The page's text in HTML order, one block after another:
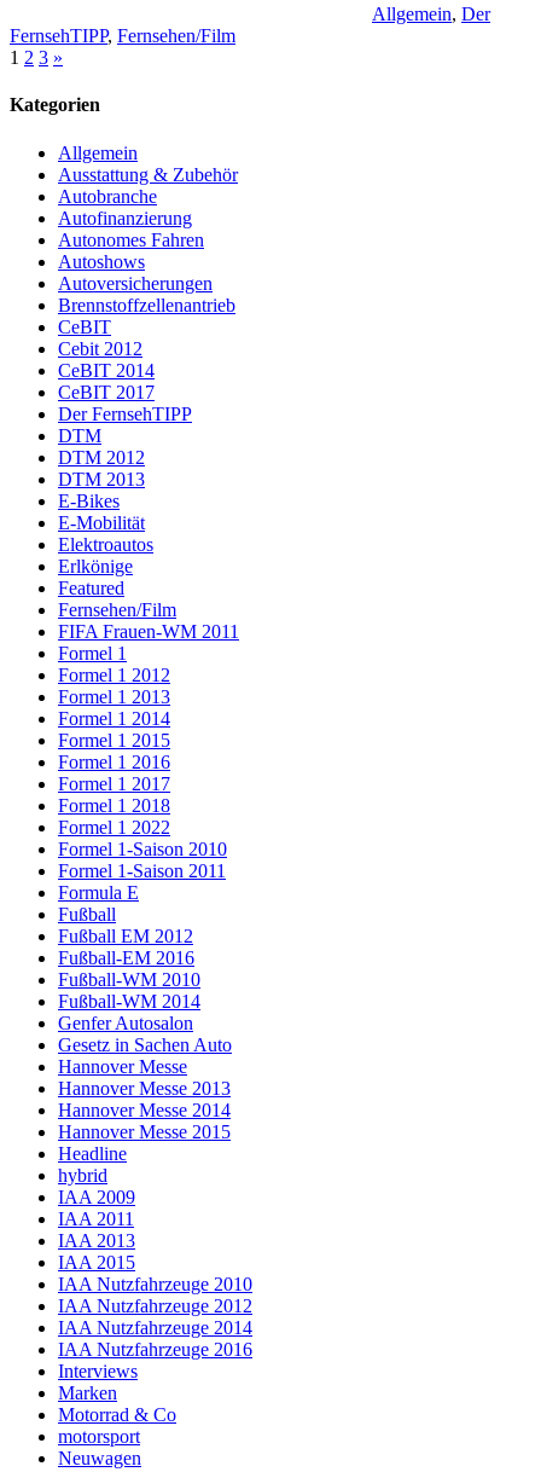
Allgemein, Der
FernsehTIPP, Fernsehen/Film
Seitennummerierung
der
1 2 3 Nächste
»
Kategorien
Allgemein
Ausstattung & Zubehör
Autobranche
Autofinanzierung
Autonomes Fahren
Autoshows
Autoversicherungen
Brennstoffzellenantrieb
CeBIT
Cebit 2012
CeBIT 2014
CeBIT 2017
Der FernsehTIPP
DTM
DTM 2012
DTM 2013
E-Bikes
E-Mobilität
Elektroautos
Erlkönige
Featured
Fernsehen/Film
FIFA Frauen-WM 2011
Formel 1
Formel 1 2012
Formel 1 2013
Formel 1 2014
Formel 1 2015
Formel 1 2016
Formel 1 2017
Formel 1 2018
Formel 1 2022
Formel 1-Saison 2010
Formel 1-Saison 2011
Formula E
Fußball
Fußball EM 2012
Fußball-EM 2016
Fußball-WM 2010
Fußball-WM 2014
Genfer Autosalon
Gesetz in Sachen Auto
Hannover Messe
Hannover Messe 2013
Hannover Messe 2014
Hannover Messe 2015
Headline
hybrid
IAA 2009
IAA 2011
IAA 2013
IAA 2015
IAA Nutzfahrzeuge 2010
IAA Nutzfahrzeuge 2012
IAA Nutzfahrzeuge 2014
IAA Nutzfahrzeuge 2016
Interviews
Marken
Motorrad & Co
motorsport
Neuwagen